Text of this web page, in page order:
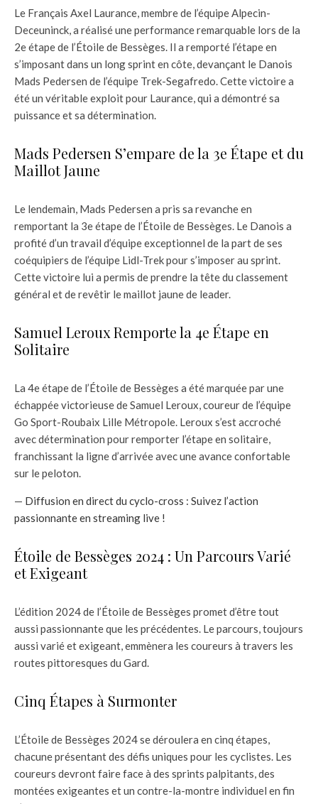
Le Français Axel Laurance, membre de l’équipe Alpecin-
Deceuninck, a réalisé une performance remarquable lors de la
2e étape de l’Étoile de Bessèges. Il a remporté l’étape en
s’imposant dans un long sprint en côte, devançant le Danois
Mads Pedersen de l’équipe Trek-Segafredo. Cette victoire a
été un véritable exploit pour Laurance, qui a démontré sa
puissance et sa détermination.
Mads Pedersen S’empare de la 3e Étape et du
Maillot Jaune
Le lendemain, Mads Pedersen a pris sa revanche en
remportant la 3e étape de l’Étoile de Bessèges. Le Danois a
profité d’un travail d’équipe exceptionnel de la part de ses
coéquipiers de l’équipe Lidl-Trek pour s’imposer au sprint.
Cette victoire lui a permis de prendre la tête du classement
général et de revêtir le maillot jaune de leader.
Samuel Leroux Remporte la 4e Étape en
Solitaire
La 4e étape de l’Étoile de Bessèges a été marquée par une
échappée victorieuse de Samuel Leroux, coureur de l’équipe
Go Sport-Roubaix Lille Métropole. Leroux s’est accroché
avec détermination pour remporter l’étape en solitaire,
franchissant la ligne d’arrivée avec une avance confortable
sur le peloton.
— Diffusion en direct du cyclo-cross : Suivez l’action
passionnante en streaming live !
Étoile de Bessèges 2024 : Un Parcours Varié
et Exigeant
L’édition 2024 de l’Étoile de Bessèges promet d’être tout
aussi passionnante que les précédentes. Le parcours, toujours
aussi varié et exigeant, emmènera les coureurs à travers les
routes pittoresques du Gard.
Cinq Étapes à Surmonter
L’Étoile de Bessèges 2024 se déroulera en cinq étapes,
chacune présentant des défis uniques pour les cyclistes. Les
coureurs devront faire face à des sprints palpitants, des
montées exigeantes et un contre-la-montre individuel en fin